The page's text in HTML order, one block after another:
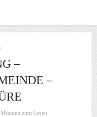
–
–
zum Lesen